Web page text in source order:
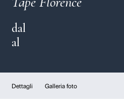
Tape Florence